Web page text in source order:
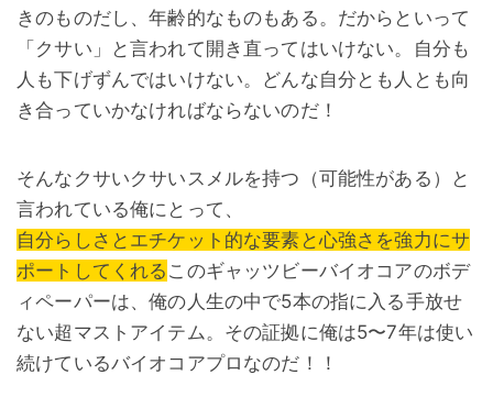
きのものだし、年齢的なものもある。だからといって
「クサい」と言われて開き直ってはいけない。自分も
人も下げずんではいけない。どんな自分とも人とも向
き合っていかなければならないのだ！
そんなクサいクサいスメルを持つ（可能性がある）と
言われている俺にとって、
自分らしさとエチケット的な要素と心強さを強力にサ
ポートしてくれる このギャッツビーバイオコアのボデ
ィペーパーは、俺の人生の中で5本の指に入る手放せ
ない超マストアイテム。その証拠に俺は5〜7年は使い
続けているバイオコアプロなのだ！！